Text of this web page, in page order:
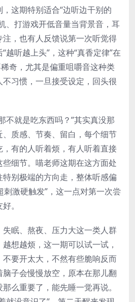
这期特别适合“边听边干别的
、打游戏开低音量当背景音，耳
，也有人反馈说第一次听觉得
越听越上头”，这种“真香定律”在
奇，尤其是偏重咀嚼音这种类
习惯，一旦接受设定，回头很
不就是吃东西吗？”其实真没那
质感、节奏、留白，每个细节
有的人听着烦，有人听着直接
细节。喵老师这期在这方面处
别极端的方向走，整体听感偏
刺激硬触发”，这一点对第一次尝
。
眠、熬夜、压力大这一类人群
想越烦，这一期可以试一试，
要开太大，不然有些脆响反而
子会慢慢放空，原本在那儿翻
么重要了，能先睡一觉再说。